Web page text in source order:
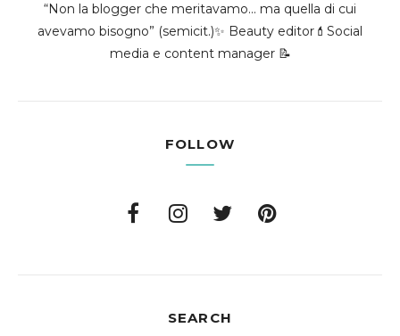
“Non la blogger che meritavamo... ma quella di cui
avevamo bisogno” (semicit.)✨ Beauty editor💄Social
media e content manager 📝
FOLLOW
SEARCH